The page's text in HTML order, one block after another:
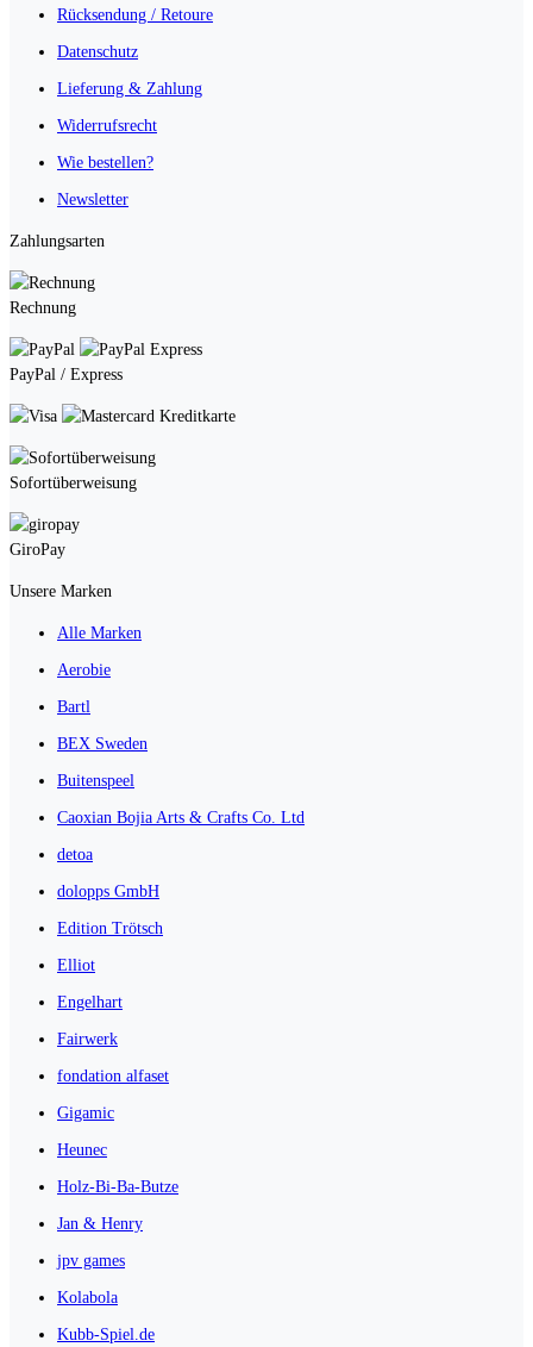
Rücksendung / Retoure
Datenschutz
Lieferung & Zahlung
Widerrufsrecht
Wie bestellen?
Newsletter
Zahlungsarten
Rechnung
PayPal / Express
Kreditkarte
Sofortüberweisung
GiroPay
Unsere Marken
Alle Marken
Aerobie
Bartl
BEX Sweden
Buitenspeel
Caoxian Bojia Arts & Crafts Co. Ltd
detoa
dolopps GmbH
Edition Trötsch
Elliot
Engelhart
Fairwerk
fondation alfaset
Gigamic
Heunec
Holz-Bi-Ba-Butze
Jan & Henry
jpv games
Kolabola
Kubb-Spiel.de